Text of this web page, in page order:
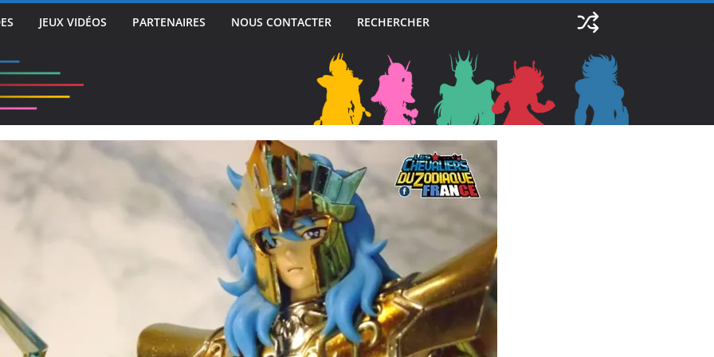
JEUX VIDÉOS PARTENAIRES NOUS CONTACTER RECHERCHER